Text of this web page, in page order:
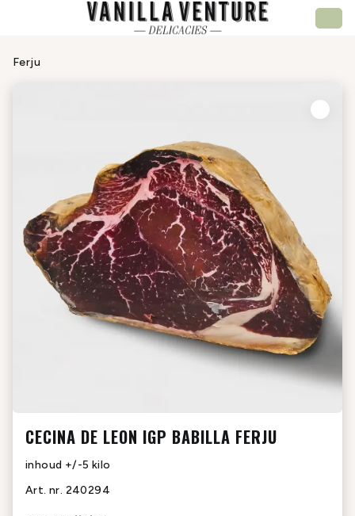
Ferju
CECINA DE LEON IGP BABILLA FERJU
inhoud +/-5 kilo
Art. nr. 240294